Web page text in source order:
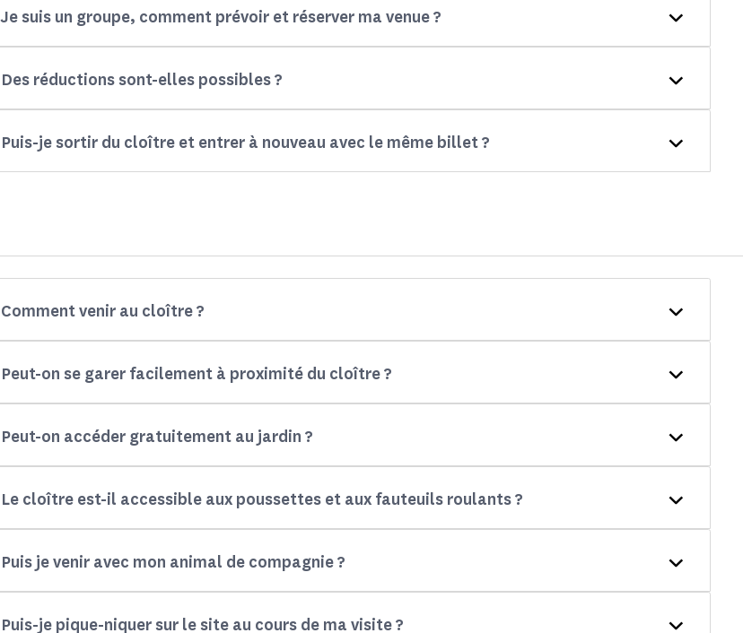
Je suis un groupe, comment prévoir et réserver ma venue ?
Des réductions sont-elles possibles ?
Puis-je sortir du cloître et entrer à nouveau avec le même billet ?
Comment venir au cloître ?
Peut-on se garer facilement à proximité du cloître ?
Peut-on accéder gratuitement au jardin ?
Le cloître est-il accessible aux poussettes et aux fauteuils roulants ?
Puis je venir avec mon animal de compagnie ?
Puis-je pique-niquer sur le site au cours de ma visite ?